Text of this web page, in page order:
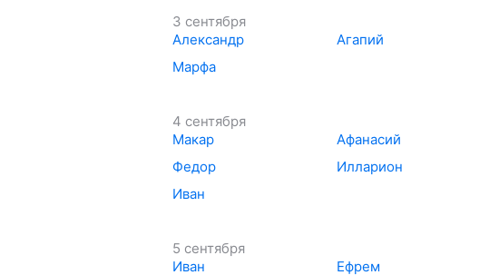
3 сентября
Александр
Агапий
Марфа
4 сентября
Макар
Афанасий
Федор
Илларион
Иван
5 сентября
Иван
Ефрем